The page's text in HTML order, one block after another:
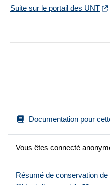
Suite sur le portail des UNT
Documentation pour
Vous êtes connecté
Résumé de conservation de